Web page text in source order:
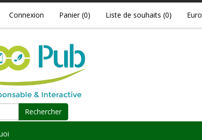
Connexion Panier (0) Liste de souhaits (0) Euro
Rechercher